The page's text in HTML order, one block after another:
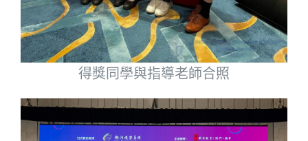
得獎同學與指導老師合照